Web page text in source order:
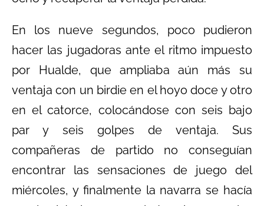
En los nueve segundos, poco pudieron
hacer las jugadoras ante el ritmo impuesto
por Hualde, que ampliaba aún más su
ventaja con un birdie en el hoyo doce y otro
en el catorce, colocándose con seis bajo
par y seis golpes de ventaja. Sus
compañeras de partido no conseguían
encontrar las sensaciones de juego del
miércoles, y finalmente la navarra se hacía